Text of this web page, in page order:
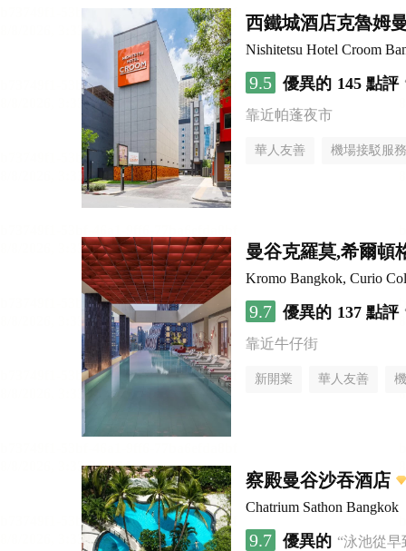
西鐵城酒店克魯姆
Nishitetsu Hotel Croom
9.5 優異的 145 點評
靠近帕蓬夜市
華人友善 機場接駁服務
曼谷克羅莫,希爾頓
Kromo Bangkok, Curio
9.7 優異的 137 點評
靠近牛仔街
新開業 華人友善
察殿曼谷沙吞酒店
Chatrium Sathon Bangkok
9.7 優異的 “泳池從